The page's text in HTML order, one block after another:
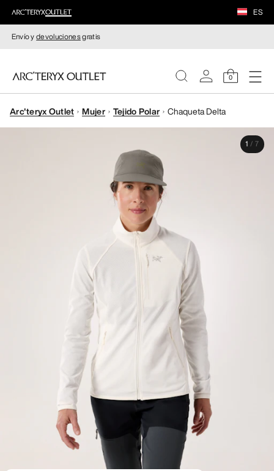
ES
Envío ydevolucionesgratis
0
MUJERE
Arc'teryx Outlet Mujer Tejido Polar Chaqueta Delta
1 / 7